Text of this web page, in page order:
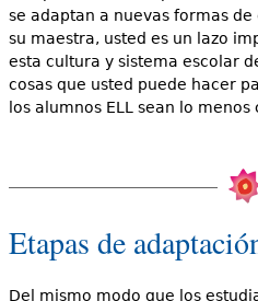
se adaptan a nuevas formas
su maestra, usted es un lazo
esta cultura y sistema escolar
cosas que usted puede hacer
los alumnos ELL sean lo
Etapas de
Del mismo modo que los